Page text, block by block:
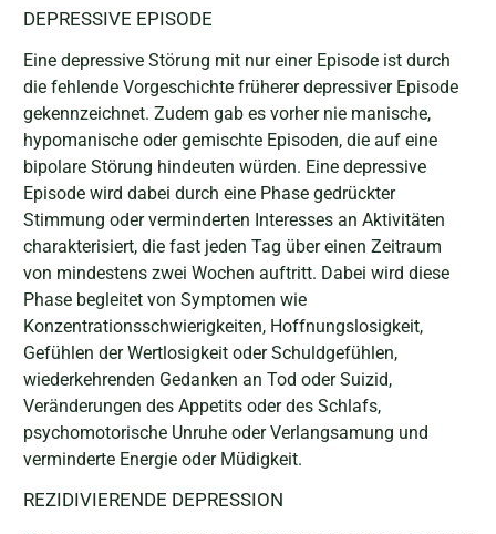
DEPRESSIVE EPISODE
Eine depressive Störung mit nur einer Episode ist durch
die fehlende Vorgeschichte früherer depressiver Episode
gekennzeichnet. Zudem gab es vorher nie manische,
hypomanische oder gemischte Episoden, die auf eine
bipolare Störung hindeuten würden. Eine depressive
Episode wird dabei durch eine Phase gedrückter
Stimmung oder verminderten Interesses an Aktivitäten
charakterisiert, die fast jeden Tag über einen Zeitraum
von mindestens zwei Wochen auftritt. Dabei wird diese
Phase begleitet von Symptomen wie
Konzentrationsschwierigkeiten, Hoffnungslosigkeit,
Gefühlen der Wertlosigkeit oder Schuldgefühlen,
wiederkehrenden Gedanken an Tod oder Suizid,
Veränderungen des Appetits oder des Schlafs,
psychomotorische Unruhe oder Verlangsamung und
verminderte Energie oder Müdigkeit.
REZIDIVIERENDE DEPRESSION